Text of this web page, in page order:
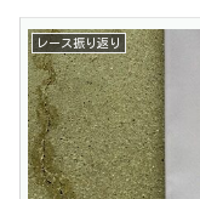
レース振り返り